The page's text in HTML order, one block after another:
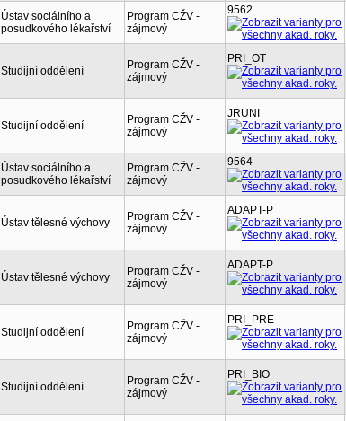
Ústav sociálního a
posudkového lékařství
Program CŽV -
zájmový
9562
Studijní oddělení
Program CŽV -
zájmový
PRI_OT
Studijní oddělení
Program CŽV -
zájmový
JRUNI
Ústav sociálního a
posudkového lékařství
Program CŽV -
zájmový
9564
Ústav tělesné výchovy
Program CŽV -
zájmový
ADAPT-P
Ústav tělesné výchovy
Program CŽV -
zájmový
ADAPT-P
Studijní oddělení
Program CŽV -
zájmový
PRI_PRE
Studijní oddělení
Program CŽV -
zájmový
PRI_BIO